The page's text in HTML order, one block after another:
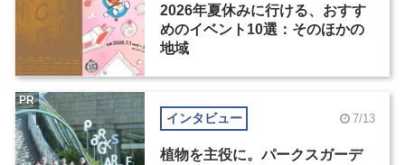
2026年夏休みに行ける、おすす
めのイベント10選：そのほかの
地域
インタビュー 7/13
植物を主役に。パークスガーデ
PR